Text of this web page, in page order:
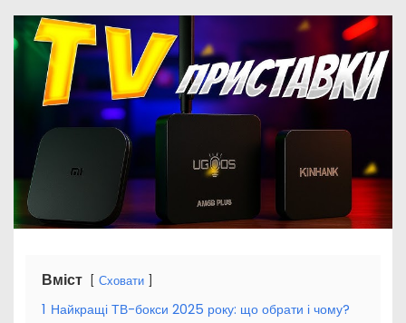
Вміст Сховати
1 Найкращі ТВ-бокси 2025 року: що обрати і чому?